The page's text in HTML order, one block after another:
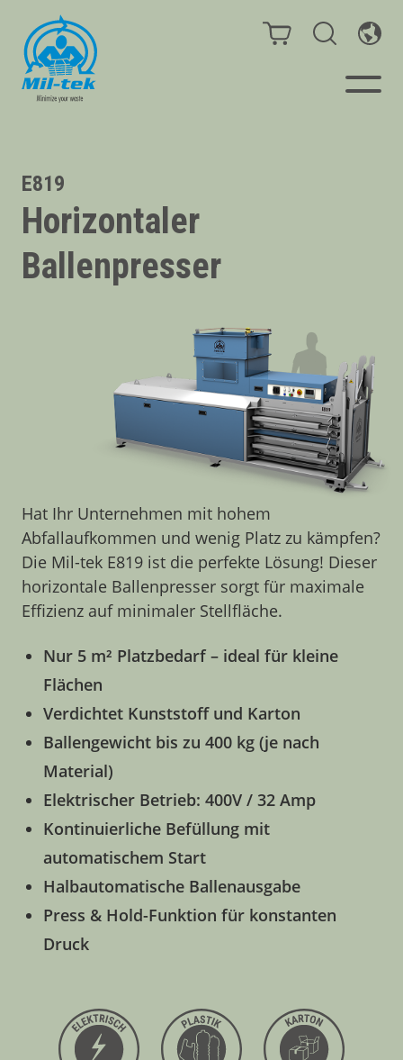
Ihr Unternehmen
Kundenfälle
Über Mil-tek
Kontakt
E819
Horizontaler
Ballenpresser
Hat Ihr Unternehmen mit hohem
Abfallaufkommen und wenig Platz zu kämpfen?
Die Mil-tek E819 ist die perfekte Lösung! Dieser
horizontale Ballenpresser sorgt für maximale
Effizienz auf minimaler Stellfläche.
Nur 5 m² Platzbedarf – ideal für kleine
Flächen
Verdichtet Kunststoff und Karton
Ballengewicht bis zu 400 kg (je nach
Material)
Elektrischer Betrieb: 400V / 32 Amp
Kontinuierliche Befüllung mit
automatischem Start
Halbautomatische Ballenausgabe
Press & Hold-Funktion für konstanten
Druck